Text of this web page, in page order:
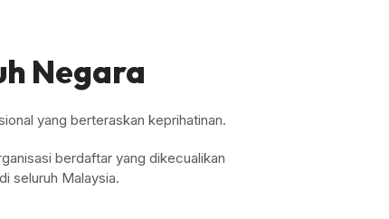
Negara
yang berteraskan keprihatinan.
berdaftar yang dikecualikan
seluruh Malaysia.